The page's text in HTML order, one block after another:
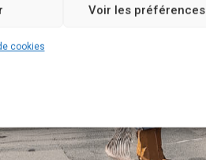
Voir les préférences
cookies